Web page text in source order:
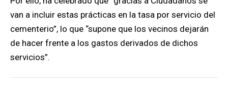
van a incluir estas prácticas en la tasa por servicio del
cementerio”, lo que “supone que los vecinos dejarán
de hacer frente a los gastos derivados de dichos
servicios”.